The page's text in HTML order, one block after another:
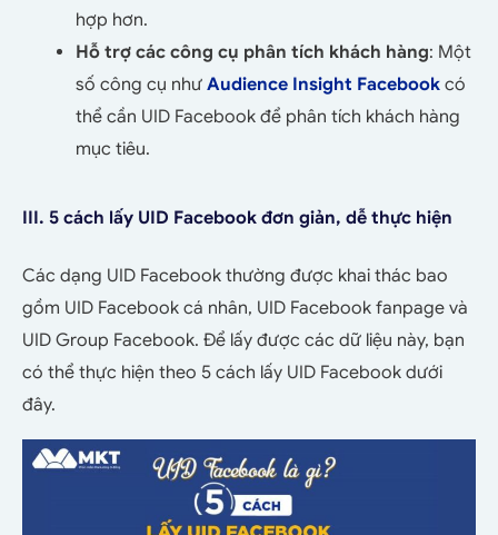
hợp hơn.
Hỗ trợ các công cụ phân tích khách hàng: Một
số công cụ như Audience Insight Facebook có
thể cần UID Facebook để phân tích khách hàng
mục tiêu.
III. 5 cách lấy UID Facebook đơn giản, dễ thực hiện
Các dạng UID Facebook thường được khai thác bao
gồm UID Facebook cá nhân, UID Facebook fanpage và
UID Group Facebook. Để lấy được các dữ liệu này, bạn
có thể thực hiện theo 5 cách lấy UID Facebook dưới
đây.